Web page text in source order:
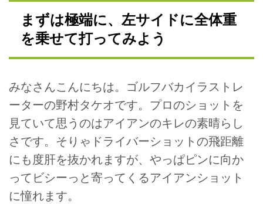
まずは極端に、左サイドに全体重
を乗せて打ってみよう
みなさんこんにちは。ゴルフバカイラストレ
ーターの野村タケオです。プロのショットを
見ていて思うのはアイアンのキレの素晴らし
さです。そりゃドライバーショットの飛距離
にも度肝を抜かれますが、やっぱピンに向か
ってビシーっと寄ってくるアイアンショット
に憧れます。